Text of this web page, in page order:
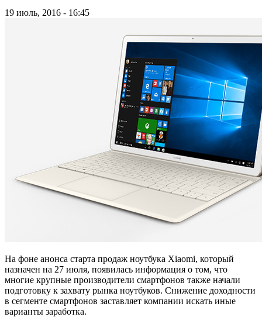
19 июль, 2016 - 16:45
На фоне анонса старта продаж ноутбука Xiaomi, который
назначен на 27 июля, появилась информация о том, что
многие крупные производители смартфонов также начали
подготовку к захвату рынка ноутбуков. Снижение доходности
в сегменте смартфонов заставляет компании искать иные
варианты заработка.